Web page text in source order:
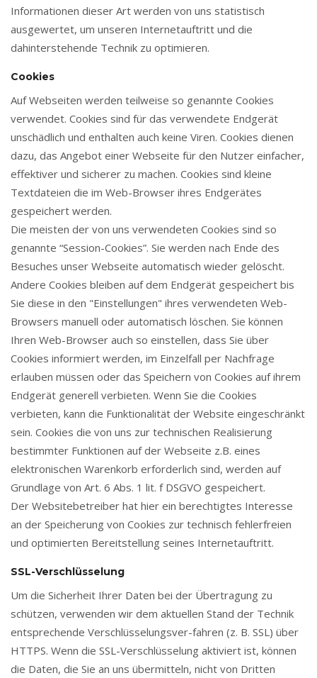
Informationen dieser Art werden von uns statistisch
ausgewertet, um unseren Internetauftritt und die
dahinterstehende Technik zu optimieren.
Cookies
Auf Webseiten werden teilweise so genannte Cookies
verwendet. Cookies sind für das verwendete Endgerät
unschädlich und enthalten auch keine Viren. Cookies dienen
dazu, das Angebot einer Webseite für den Nutzer einfacher,
effektiver und sicherer zu machen. Cookies sind kleine
Textdateien die im Web-Browser ihres Endgerätes
gespeichert werden.
Die meisten der von uns verwendeten Cookies sind so
genannte “Session-Cookies”. Sie werden nach Ende des
Besuches unser Webseite automatisch wieder gelöscht.
Andere Cookies bleiben auf dem Endgerät gespeichert bis
Sie diese in den "Einstellungen" ihres verwendeten Web-
Browsers manuell oder automatisch löschen. Sie können
Ihren Web-Browser auch so einstellen, dass Sie über
Cookies informiert werden, im Einzelfall per Nachfrage
erlauben müssen oder das Speichern von Cookies auf ihrem
Endgerät generell verbieten. Wenn Sie die Cookies
verbieten, kann die Funktionalität der Website eingeschränkt
sein. Cookies die von uns zur technischen Realisierung
bestimmter Funktionen auf der Webseite z.B. eines
elektronischen Warenkorb erforderlich sind, werden auf
Grundlage von Art. 6 Abs. 1 lit. f DSGVO gespeichert.
Der Websitebetreiber hat hier ein berechtigtes Interesse
an der Speicherung von Cookies zur technisch fehlerfreien
und optimierten Bereitstellung seines Internetauftritt.
SSL-Verschlüsselung
Um die Sicherheit Ihrer Daten bei der Übertragung zu
schützen, verwenden wir dem aktuellen Stand der Technik
entsprechende Verschlüsselungsver-fahren (z. B. SSL) über
HTTPS. Wenn die SSL-Verschlüsselung aktiviert ist, können
die Daten, die Sie an uns übermitteln, nicht von Dritten